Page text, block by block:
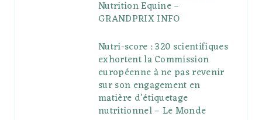
Nutrition Equine –
GRANDPRIX INFO
Nutri-score : 320 scientifiques
exhortent la Commission
européenne à ne pas revenir
sur son engagement en
matière d’étiquetage
nutritionnel – Le Monde